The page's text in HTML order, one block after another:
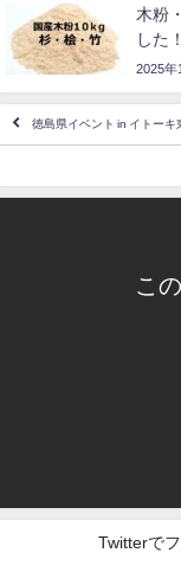
木粉
した！
2025年
徳島県イベント in イトーキ
こ
Twitterで